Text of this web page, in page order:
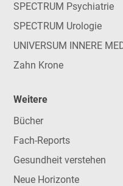
SPECTRUM Psychiatrie
SPECTRUM Urologie
UNIVERSUM INNERE
Zahn Krone
Weitere
Bücher
Fach-Reports
Gesundheit verstehen
Neue Horizonte